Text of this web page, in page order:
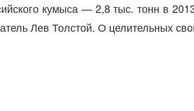
кумыса — 2,8 тыс. тонн в
Лев Толстой. О целительных